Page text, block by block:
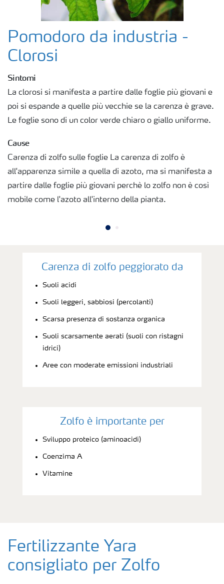
Strumenti e servizi
Sicurezza dei fertilizzanti
Calcolatore efficienza Azoto
Richiesta di Offerta
Pomodoro da industria -
Clorosi
Sintomi
La clorosi si manifesta a partire dalle foglie più giovani e
poi si espande a quelle più vecchie se la carenza è grave.
Le foglie sono di un color verde chiaro o giallo uniforme.
Cause
Carenza di zolfo sulle foglie La carenza di zolfo è
all'apparenza simile a quella di azoto, ma si manifesta a
partire dalle foglie più giovani perchè lo zolfo non è così
mobile come l'azoto all'interno della pianta.
Carenza di zolfo peggiorato da
Suoli acidi
Suoli leggeri, sabbiosi (percolanti)
Scarsa presenza di sostanza organica
Suoli scarsamente aerati (suoli con ristagni
idrici)
Aree con moderate emissioni industriali
Zolfo è importante per
Sviluppo proteico (aminoacidi)
Coenzima A
Vitamine
Fertilizzante Yara
consigliato per Zolfo